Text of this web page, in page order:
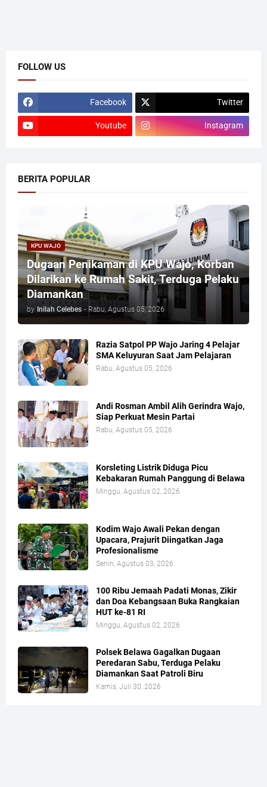
FOLLOW US
Facebook Twitter
Youtube Instagram
BERITA POPULAR
KPU WAJO
Dugaan Penikaman di KPU Wajo, Korban
Dilarikan ke Rumah Sakit, Terduga Pelaku
Diamankan
by Inilah Celebes - Rabu, Agustus 05, 2026
Razia Satpol PP Wajo Jaring 4 Pelajar
SMA Keluyuran Saat Jam Pelajaran
Rabu, Agustus 05, 2026
Andi Rosman Ambil Alih Gerindra Wajo,
Siap Perkuat Mesin Partai
Rabu, Agustus 05, 2026
Korsleting Listrik Diduga Picu
Kebakaran Rumah Panggung di Belawa
Minggu, Agustus 02, 2026
Kodim Wajo Awali Pekan dengan
Upacara, Prajurit Diingatkan Jaga
Profesionalisme
Senin, Agustus 03, 2026
100 Ribu Jemaah Padati Monas, Zikir
dan Doa Kebangsaan Buka Rangkaian
HUT ke-81 RI
Minggu, Agustus 02, 2026
Polsek Belawa Gagalkan Dugaan
Peredaran Sabu, Terduga Pelaku
Diamankan Saat Patroli Biru
Kamis, Juli 30, 2026